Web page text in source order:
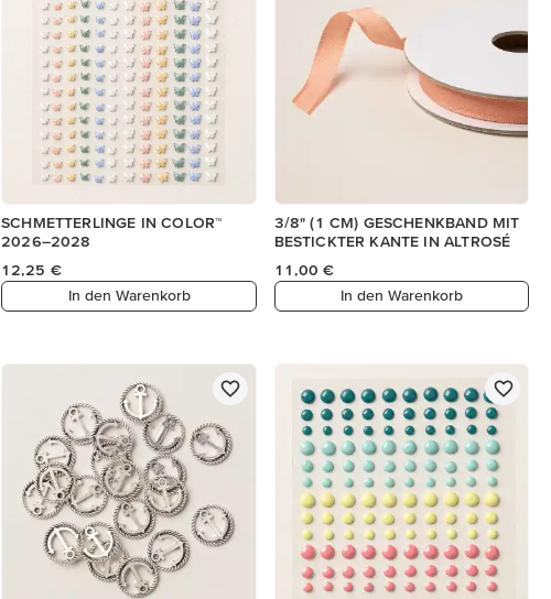
SCHMETTERLINGE IN COLOR™
2026–2028
12,25 €
In den Warenkorb
3/8" (1 CM) GESCHENKBAND MIT
BESTICKTER KANTE IN ALTROSÉ
11,00 €
In den Warenkorb